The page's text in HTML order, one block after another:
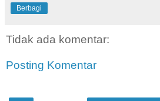
Berbagi
Tidak ada komentar:
Posting Komentar